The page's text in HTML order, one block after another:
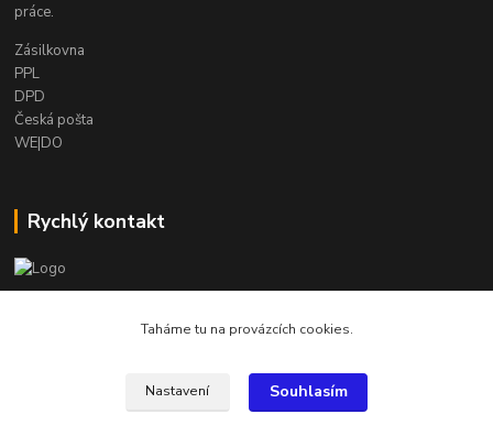
práce.
Zásilkovna
PPL
DPD
Česká pošta
WE|DO
Rychlý kontakt
info@armygalanterie.czTaháme tu na provázcích cookies.
Nastavení Souhlasím